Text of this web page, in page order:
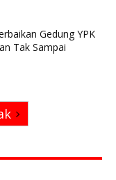
Gedung YPK
Tak Sampai